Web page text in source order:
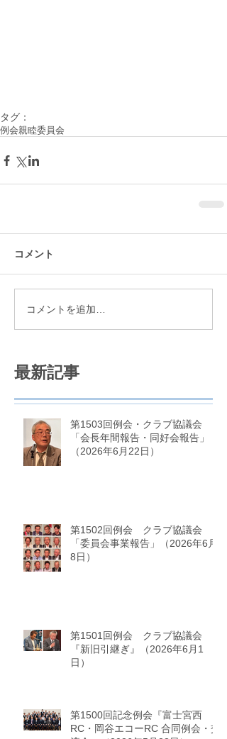
タグ：
例会親睦委員会
コメント
コメントを追加…
最新記事
第1503回例会・クラブ協議会
「会長年間報告・同好会報告」
（2026年6月22日）
第1502回例会 クラブ協議会
「委員会事業報告」（2026年6月
8日）
第1501回例会 クラブ協議会
『新旧引継ぎ』（2026年6月1
日）
第1500回記念例会『富士宮西
RC・岡谷エコーRC 合同例会・交